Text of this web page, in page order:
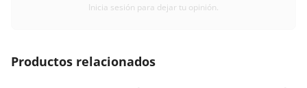
Inicia sesión para dejar tu opinión.
Productos relacionados